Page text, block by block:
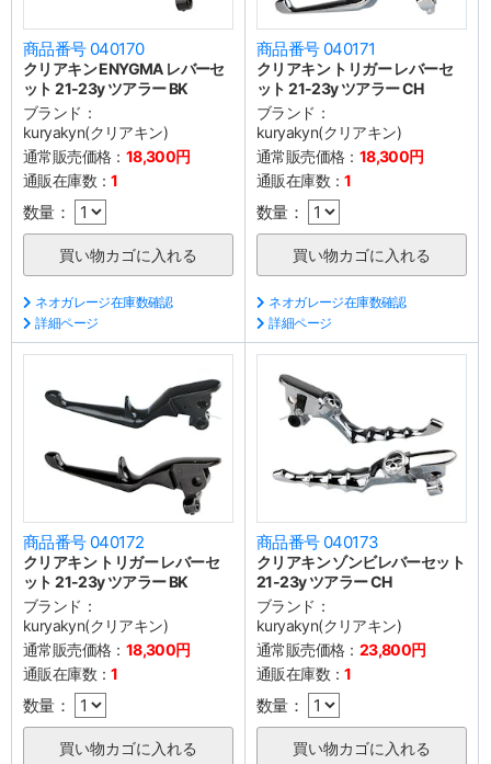
商品番号 040170
クリアキン ENYGMA レバーセ
ット 21-23y ツアラー BK
ブランド：
kuryakyn(クリアキン)
通常販売価格： 18,300円
通販在庫数：1
数量：
ネオガレージ在庫数確認
詳細ページ
商品番号 040171
クリアキン トリガー レバーセ
ット 21-23y ツアラー CH
ブランド：
kuryakyn(クリアキン)
通常販売価格： 18,300円
通販在庫数：1
数量：
ネオガレージ在庫数確認
詳細ページ
商品番号 040172
クリアキン トリガー レバーセ
ット 21-23y ツアラー BK
ブランド：
kuryakyn(クリアキン)
通常販売価格： 18,300円
通販在庫数：1
数量：
商品番号 040173
クリアキン ゾンビレバーセット
21-23y ツアラー CH
ブランド：
kuryakyn(クリアキン)
通常販売価格： 23,800円
通販在庫数：1
数量：